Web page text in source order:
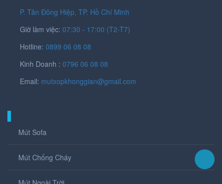
P. Tân Đông Hiệp, TP. Hồ Chí Minh
Giờ làm việc: 07:30 - 17:00 (T2-T7)
Hotline: 0899 06 08 08
Kinh Doanh : 0796 06 08 08
Email: mutxopkhonggian@gmail.com
Mút Sofa
Mút Chống Cháy